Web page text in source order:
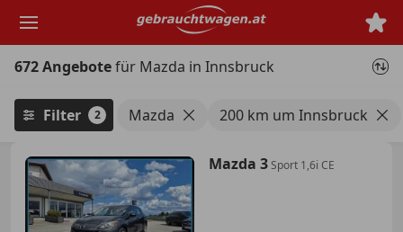
Hauptinhalt
672 Angebotefür Mazda in Innsbruck
Filter 2 Mazda 200 km um Innsbruck
Mazda 3Sport 1,6i CE